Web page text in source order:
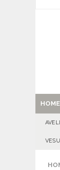
HOME